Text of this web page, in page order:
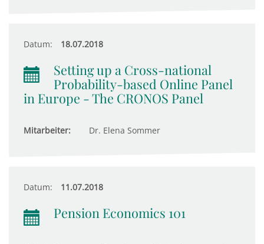
Datum: 18.07.2018
Setting up a Cross-national
Probability-based Online Panel
in Europe - The CRONOS Panel
Mitarbeiter: Dr. Elena Sommer
Datum: 11.07.2018
Pension Economics 101